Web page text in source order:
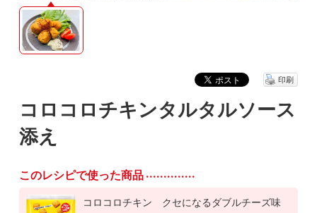
コロコロチキンタルタルソース
添え
印刷
このレシピで使った商品
コロコロチキン クセになるダブルチーズ味